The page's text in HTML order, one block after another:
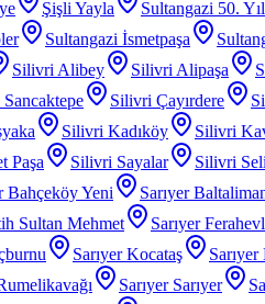
Şişli Yayla Sultangazi 50. Yıl
Sultangazi İsmetpaşa
Silivri Alibey Silivri Alipaşa
Silivri Çayırdere
Silivri Kadıköy Silivri
Paşa Silivri Sayalar Silivri
Bahçeköy Yeni Sarıyer
Sultan Mehmet Sarıyer
Sarıyer Kocataş
Sarıyer Sarıyer